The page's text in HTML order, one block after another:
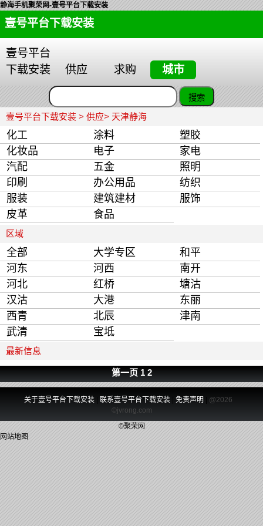
静海手机聚荣网-壹号平台下载安装
壹号平台下载安装
壹号平台
下载安装
供应 求购 城市
壹号平台下载安装> 供应> 天津静海
化工 涂料
塑胶
化妆品
电子
家电
汽配
五金
照明
印刷
办公用品
纺织
服装
建筑建材
服饰
皮革
食品
区域
全部 大学专区
和平
河东
河西
南开
河北
红桥
塘沽
汉沽
大港
东丽
西青
北辰
津南
武清
宝坻
最新信息
第一页 12
关于壹号平台下载安装 联系壹号平台下载安装| 免责声明
@2026
©jvrong.com
©聚荣网
网站地图